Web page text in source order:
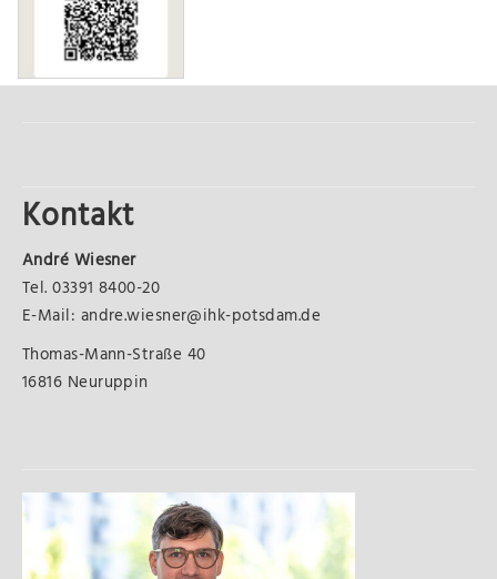
Kontakt
André Wiesner
Tel. 03391 8400-20
E-Mail: andre.wiesner@ihk-potsdam.de
Thomas-Mann-Straße 40
16816 Neuruppin